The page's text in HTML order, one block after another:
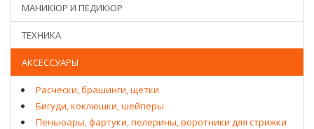
МАНИКЮР И ПЕДИКЮР
ТЕХНИКА
АКСЕССУАРЫ
Расчески, брашинги, щетки
Бигуди, коклюшки, шейперы
Пеньюары, фартуки, пелерины, воротники для стрижки